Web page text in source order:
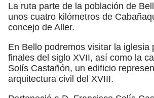
La ruta parte de la población de
unos cuatro kilómetros de
concejo de Aller.
En Bello podremos visitar la iglesia
finales del siglo XVII, así como la
Solís Castañón, un edificio
arquitectura civil del XVIII.